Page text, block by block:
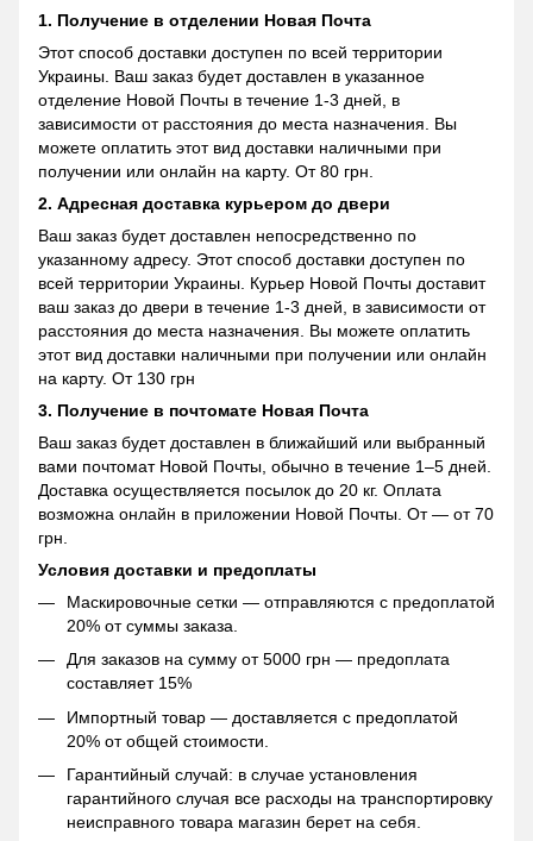
1. Получение в отделении Новая Почта
Этот способ доставки доступен по всей территории
Украины. Ваш заказ будет доставлен в указанное
отделение Новой Почты в течение 1-3 дней, в
зависимости от расстояния до места назначения. Вы
можете оплатить этот вид доставки наличными при
получении или онлайн на карту. От 80 грн.
2. Адресная доставка курьером до двери
Ваш заказ будет доставлен непосредственно по
указанному адресу. Этот способ доставки доступен по
всей территории Украины. Курьер Новой Почты доставит
ваш заказ до двери в течение 1-3 дней, в зависимости от
расстояния до места назначения. Вы можете оплатить
этот вид доставки наличными при получении или онлайн
на карту. От 130 грн
3. Получение в почтомате Новая Почта
Ваш заказ будет доставлен в ближайший или выбранный
вами почтомат Новой Почты, обычно в течение 1–5 дней.
Доставка осуществляется посылок до 20 кг. Оплата
возможна онлайн в приложении Новой Почты. От — от 70
грн.
Условия доставки и предоплаты
Маскировочные сетки — отправляются с предоплатой
20% от суммы заказа.
Для заказов на сумму от 5000 грн — предоплата
составляет 15%
Импортный товар — доставляется с предоплатой
20% от общей стоимости.
Гарантийный случай: в случае установления
гарантийного случая все расходы на транспортировку
неисправного товара магазин берет на себя.